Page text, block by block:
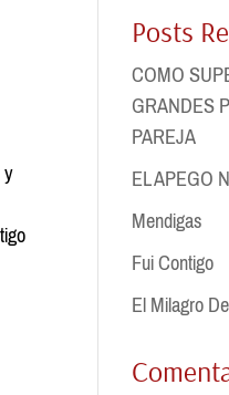
Posts
COMO
GRANDES
PAREJA
EL APEGO
Mendigas
Fui Contigo
El Milagro